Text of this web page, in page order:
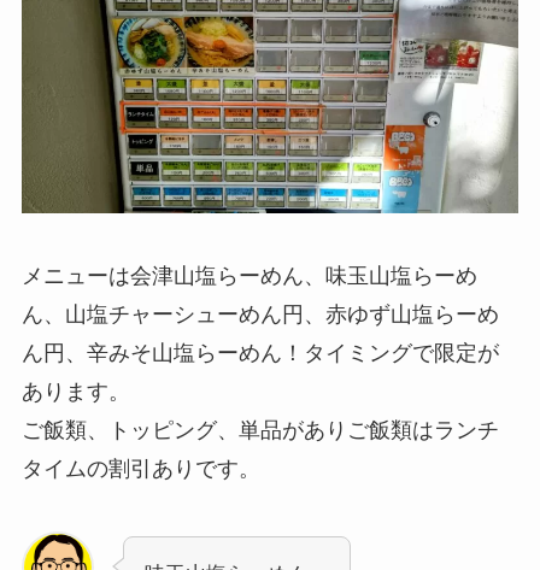
メニューは会津山塩らーめん、味玉山塩らーめ
ん、山塩チャーシューめん円、赤ゆず山塩らーめ
ん円、辛みそ山塩らーめん！タイミングで限定が
あります。
ご飯類、トッピング、単品がありご飯類はランチ
タイムの割引ありです。